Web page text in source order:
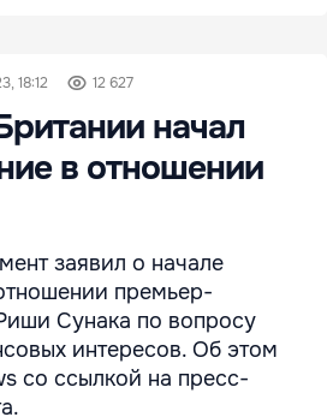
18:12 12 627
начал
в отношении
заявил о начале
премьер-
Сунака по вопросу
интересов. Об этом
со ссылкой на пресс-